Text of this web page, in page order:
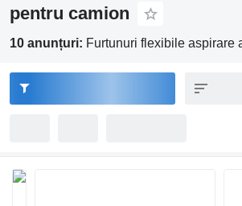
pentru camion
10 anunțuri: Furtunuri flexibile aspirare